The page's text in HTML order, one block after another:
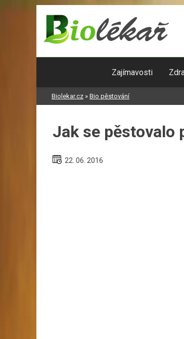
Zajímavosti
Biolekar.cz » Bio pěstování
Jak se pěstovalo
22. 06. 2016